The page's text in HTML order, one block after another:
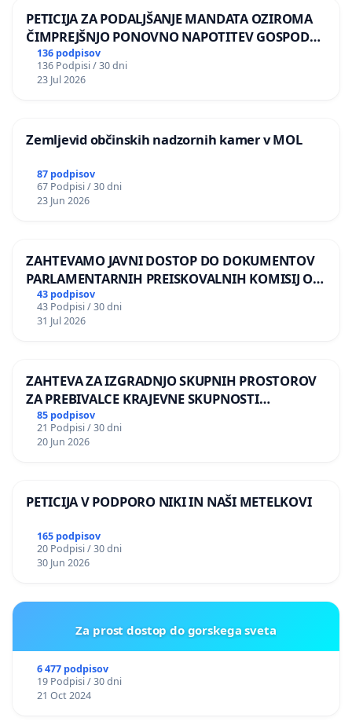
PETICIJA ZA PODALJŠANJE MANDATA OZIROMA
ČIMPREJŠNJO PONOVNO NAPOTITEV GOSPODA
BERNARDA ŠRAJNERJA NA VELEPOSLANIŠTVO
REPUBLIKE SLOVENIJE V MOSKVI
136 podpisov
136 Podpisi / 30 dni
23 Jul 2026
Zemljevid občinskih nadzornih kamer v MOL
87 podpisov
67 Podpisi / 30 dni
23 Jun 2026
ZAHTEVAMO JAVNI DOSTOP DO DOKUMENTOV
PARLAMENTARNIH PREISKOVALNIH KOMISIJ O
ILEGALNI TRGOVINI Z OROŽJEM
43 podpisov
43 Podpisi / 30 dni
31 Jul 2026
ZAHTEVA ZA IZGRADNJO SKUPNIH PROSTOROV
ZA PREBIVALCE KRAJEVNE SKUPNOSTI
PRESTRANEK
85 podpisov
21 Podpisi / 30 dni
20 Jun 2026
PETICIJA V PODPORO NIKI IN NAŠI METELKOVI
165 podpisov
20 Podpisi / 30 dni
30 Jun 2026
Za prost dostop do gorskega sveta
6 477 podpisov
19 Podpisi / 30 dni
21 Oct 2024